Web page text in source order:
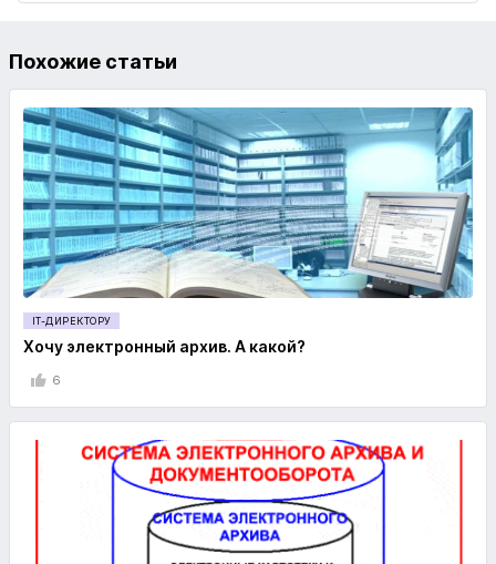
Похожие статьи
IT-ДИРЕКТОРУ
Хочу электронный архив. А какой?
6